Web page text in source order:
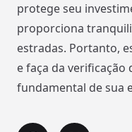
protege seu
proporciona
estradas. Portanto,
e faça da
fundamental de sua